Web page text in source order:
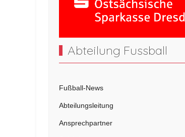
Abteilung Fussball
Fußball-News
Abteilungsleitung
Ansprechpartner